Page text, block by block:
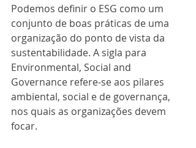
Podemos definir o ESG como um
conjunto de boas práticas de uma
organização do ponto de vista da
sustentabilidade. A sigla para
Environmental, Social and
Governance refere-se aos pilares
ambiental, social e de governança,
nos quais as organizações devem
focar.